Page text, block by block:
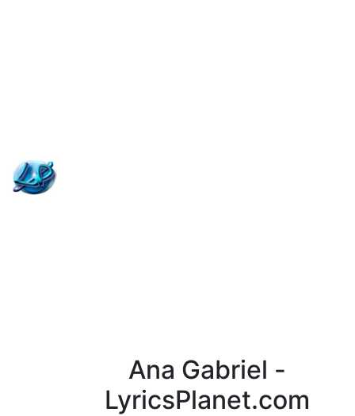
Ana Gabriel -
LyricsPlanet.com